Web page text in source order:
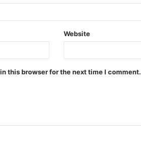
Website
this browser for the next time I comment.